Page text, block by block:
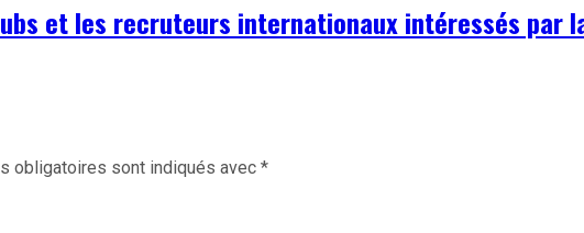
et les recruteurs internationaux intéressés par la
obligatoires sont indiqués avec *